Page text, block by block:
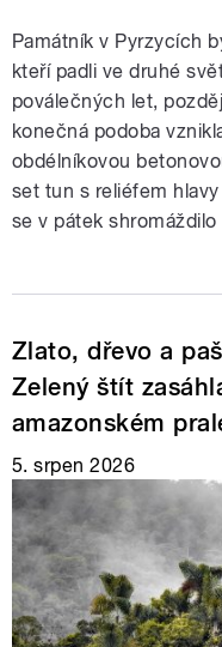
Památník v Pyrzycích
kteří padli ve druhé
poválečných let,
konečná podoba
obdélníkovou
set tun s reliéfem
se v pátek
Zlato, dřevo a
Zelený štít
amazonském
5. srpen 2026